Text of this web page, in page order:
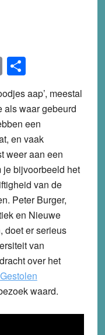
EmailShare
aap’, meestal
als waar gebeurd
een
en vaak
weer aan een
je bijvoorbeeld het
van de
Peter Burger,
en Nieuwe
doet er serieus
van
over het
waard.